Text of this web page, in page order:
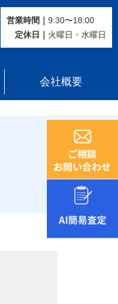
営業時間｜ 9:30〜18:00
定休⽇｜ 火曜⽇・水曜⽇
会社概要